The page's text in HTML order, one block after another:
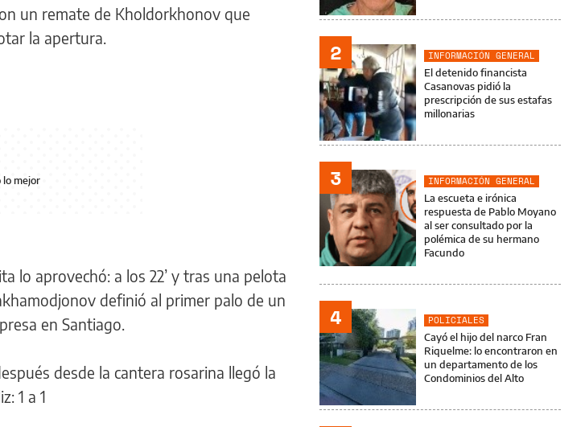
un remate de Kholdorkhonov que
la apertura.
mejor
lo aprovechó: a los 22’ y tras una pelota
definió al primer palo de un
en Santiago.
desde la cantera rosarina llegó la
1 a 1
2
INFORMACIÓN GENERAL
El detenido financista
Casanovas pidió la
prescripción de sus estafas
millonarias
3
INFORMACIÓN GENERAL
La escueta e irónica
respuesta de Pablo Moyano
al ser consultado por la
polémica de su hermano
Facundo
4
POLICIALES
Cayó el hijo del narco Fran
Riquelme: lo encontraron en
un departamento de los
Condominios del Alto